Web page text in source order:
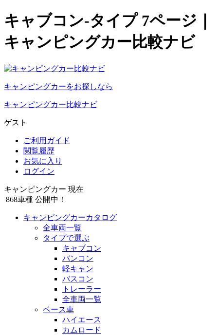
キャブコン-タイプ 7ページ｜
キャンピングカー比較ナビ
キャンピングカーをお探しなら
キャンピングカー比較ナビ
ゲスト
ご利用ガイド
閲覧履歴
お気に入り
ログイン
キャンピングカー 現在
868車種 公開中！
キャンピングカーカタログ
全車両一覧
タイプで選ぶ
キャブコン
バンコン
軽キャン
バスコン
トレーラー
全車両一覧
ベース車
ハイエース
カムロード